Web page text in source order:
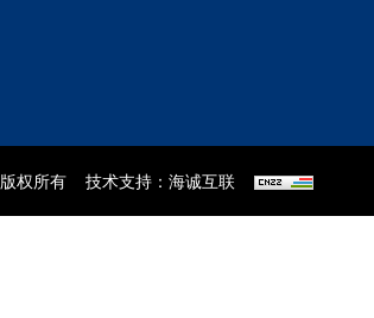
版权所有 技术支持：海诚互联